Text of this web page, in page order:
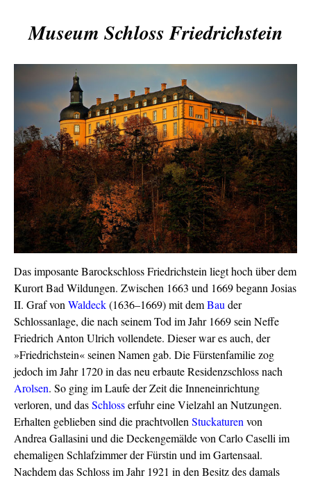
Museum Schloss Friedrichstein
Das imposante Barockschloss Friedrichstein liegt hoch über dem
Kurort Bad Wildungen. Zwischen 1663 und 1669 begann Josias
II. Graf von Waldeck(1636–1669) mit demBau der
Schlossanlage, die nach seinem Tod im Jahr 1669 sein Neffe
Friedrich Anton Ulrich vollendete. Dieser war es auch, der
»Friedrichstein« seinen Namen gab. Die Fürstenfamilie zog
jedoch im Jahr 1720 in das neu erbaute Residenzschloss nach
Arolsen. So ging im Laufe der Zeit die Inneneinrichtung
verloren, und dasSchlosserfuhr eine Vielzahl an Nutzungen.
Erhalten geblieben sind die prachtvollen Stuckaturen von
Andrea Gallasini und die Deckengemälde von Carlo Caselli im
ehemaligen Schlafzimmer der Fürstin und im Gartensaal.
Nachdem das Schloss im Jahr 1921 in den Besitz des damals